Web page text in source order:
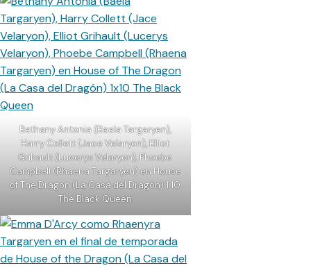
Bethany Antonia (Baela Targaryen),
Harry Collett (Jace Velaryon), Elliot
Grihault (Lucerys Velaryon), Phoebe
Campbell (Rhaena Targaryen) en House
of The Dragon (La Casa del Dragón) 1.10
The Black Queen